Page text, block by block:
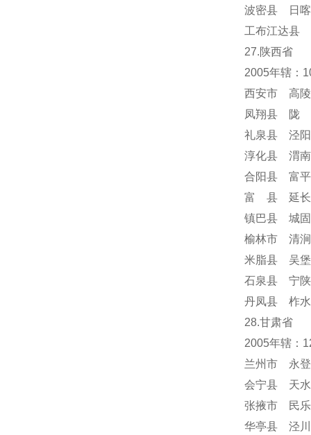
波密县 日
工布江达县
27.陕西省
2005年辖：
西安市 高
凤翔县 陇
礼泉县 泾
淳化县 渭
合阳县 富
富 县 延长
镇巴县 城
榆林市 清
米脂县 吴
石泉县 宁
丹凤县 柞
28.甘肃省
2005年辖：
兰州市 永
会宁县 天
张掖市 民
华亭县 泾